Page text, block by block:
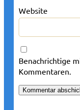
Website
Benachrichtige
Kommentaren.